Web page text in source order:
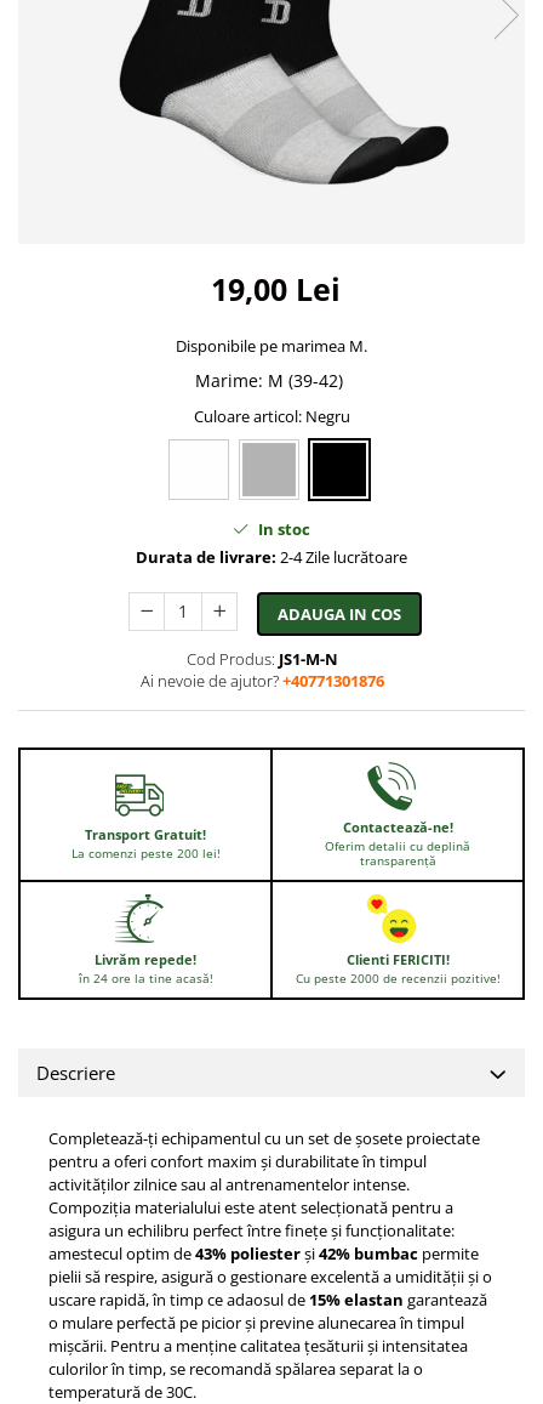
Bidoane si termosuri sportive
19,00 Lei
Disponibile pe marimea M.
Marime: M (39-42)
Culoare articol: Negru
In stoc
Durata de livrare: 2-4 Zile lucrătoare
ADAUGA IN COS
Cod Produs: JS1-M-N
Ai nevoie de ajutor?+40771301876
Transport Gratuit!
La comenzi peste 200 lei!
Contactează-ne!
Oferim detalii cu deplină
transparență
Livrăm repede!
în 24 ore la tine acasă!
Clienti FERICITI!
Cu peste 2000 de recenzii pozitive!
Descriere
Completează-ți echipamentul cu un set de șosete proiectate
pentru a oferi confort maxim și durabilitate în timpul
activităților zilnice sau al antrenamentelor intense.
Compoziția materialului este atent selecționată pentru a
asigura un echilibru perfect între finețe și funcționalitate:
amestecul optim de43% poliesterși42% bumbac permite
pielii să respire, asigură o gestionare excelentă a umidității și o
uscare rapidă, în timp ce adaosul de 15% elastan garantează
o mulare perfectă pe picior și previne alunecarea în timpul
mișcării. Pentru a menține calitatea țesăturii și intensitatea
culorilor în timp, se recomandă spălarea separat la o
temperatură de 30C.